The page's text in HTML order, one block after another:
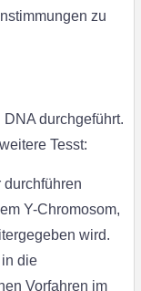
zu
DNA durchgeführt.
Tesst:
durchführen
Y-Chromosom,
wird.
die
Vorfahren im